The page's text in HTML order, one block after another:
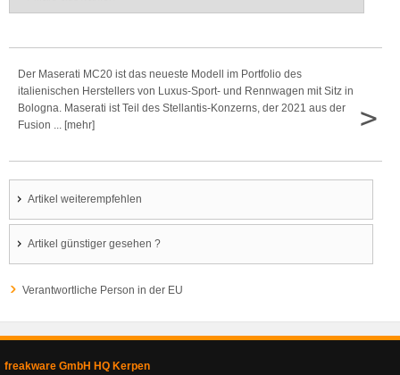
Der Maserati MC20 ist das neueste Modell im Portfolio des
italienischen Herstellers von Luxus-Sport- und Rennwagen mit Sitz in
Bologna. Maserati ist Teil des Stellantis-Konzerns, der 2021 aus der
Fusion ... [mehr]
>
Artikel weiterempfehlen
Artikel günstiger gesehen ?
Verantwortliche Person in der EU
freakware GmbH HQ Kerpen